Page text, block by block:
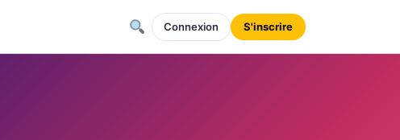
Connexion S'inscrire